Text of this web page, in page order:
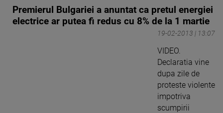
Premierul Bulgariei a anuntat ca pretul energiei
electrice ar putea fi redus cu 8% de la 1 martie
19-02-2013 | 13:07
VIDEO.
Declaratia vine
dupa zile de
proteste violente
impotriva
scumpirii